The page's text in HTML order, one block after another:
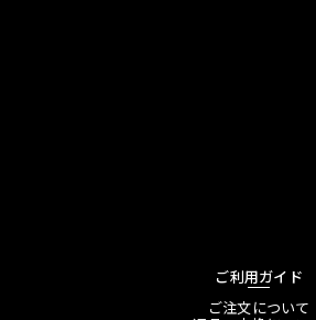
ご利用ガイド
ご注文について